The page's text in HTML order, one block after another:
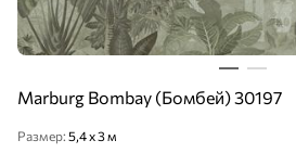
Marburg Bombay (Бомбей) 30197
Размер: 5,4 х 3 м